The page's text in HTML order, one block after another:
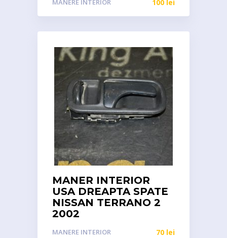
MANERE INTERIOR 100 lei
MANER INTERIOR
USA DREAPTA SPATE
NISSAN TERRANO 2
2002
MANERE INTERIOR 70 lei